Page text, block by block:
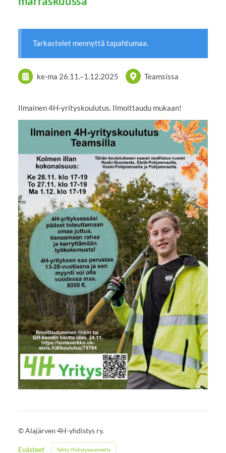
Tarkastelet mennyttä tapahtumaa.
ke-ma 26.11.–1.12.2025 Teamsissa
Ilmainen 4H-yrityskoulutus. Ilmoittaudu mukaan!
©Alajärven 4H-yhdistys ry.
Evästeet Tehty Yhdistysavaimella